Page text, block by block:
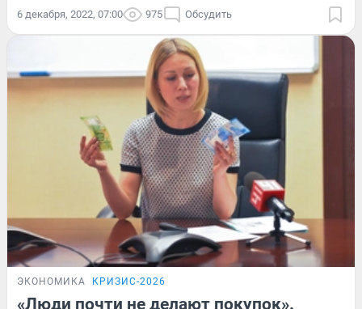
6 декабря, 2022, 07:00 975 Обсудить
ЭКОНОМИКА КРИЗИС-2026
«Люди почти не делают покупок».